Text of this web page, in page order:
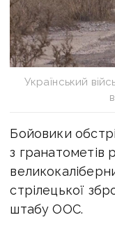
Український
Бойовики
з гранатометів
стрілецької
штабу ООС.